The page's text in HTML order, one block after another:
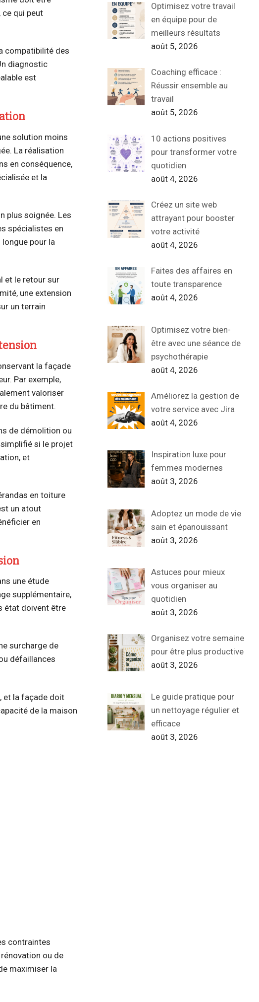
ce qui peut
compatibilité des
diagnostic
est
solution moins
La réalisation
en conséquence,
et la
plus soignée. Les
spécialistes en
pour la
et le retour sur
une extension
un terrain
la façade
Par exemple,
valoriser
du bâtiment.
de démolition ou
si le projet
et
en toiture
un atout
en
une étude
supplémentaire,
état doivent être
surcharge de
défaillances
et la façade doit
de la maison
contraintes
ou de
maximiser la
Optimisez votre travail
en équipe pour de
meilleurs résultats
août 5, 2026
Coaching efficace :
Réussir ensemble au
travail
août 5, 2026
10 actions positives
pour transformer votre
quotidien
août 4, 2026
Créez un site web
attrayant pour booster
votre activité
août 4, 2026
Faites des affaires en
toute transparence
août 4, 2026
Optimisez votre bien-
être avec une séance de
psychothérapie
août 4, 2026
Améliorez la gestion de
votre service avec Jira
août 4, 2026
Inspiration luxe pour
femmes modernes
août 3, 2026
Adoptez un mode de vie
sain et épanouissant
août 3, 2026
Astuces pour mieux
vous organiser au
quotidien
août 3, 2026
Organisez votre semaine
pour être plus productive
août 3, 2026
Le guide pratique pour
un nettoyage régulier et
efficace
août 3, 2026